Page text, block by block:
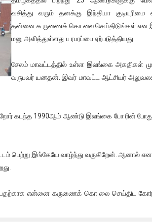
கண்டனப் போராட்டத்திற்கு
மாணவர்கள் தொடர்பில்
இலங்கைத் தமிழ் குடும்பம்!! நடந்தது என்ன
இலங்கை பாடலாசிரியர்
இடங்கள்...
அதிரடி உத்தரவு!
சங்கர் ஆகியோரின் நினைவெழுச்சி
வசித்து வரும் தனக்கு இந்தியா குடியுரிமை
தன்னை க ருணைக் கொ லை செய்திடுங்கள் என
மனு அளித்துள்ளது ப ரபரப்பை ஏற்படுத்தியது.
சேலம் மாவட்டத்தில் உள்ள இலங்கை அகதிகள்
வருபவர் யனதன். இவர் மாவட்ட ஆட்சியர்
கடந்த 1990ஆம் ஆண்டு இலங்கை போ ரின் போது
பெற்று இங்கேயே வாழ்ந்து வருகிறேன். ஆனால்
என்னை கருணைக் கொ லை செய்திட